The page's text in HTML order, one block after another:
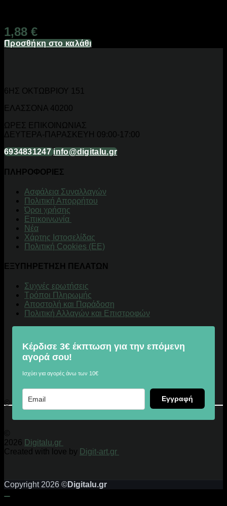
1,88 €
Προσθήκη στο καλάθι
6ΗΣ ΟΚΤΩΒΡΙΟΥ 151
ΕΛΑΣΣΟΝΑ 40200
ΩΡΕΣ ΕΠΙΚΟΙΝΩΝΙΑΣ
ΔΕΥΤΕΡΑ-ΠΑΡΑΣΚΕΥΗ 09:00-17:00
6934831247 info@digitalu.gr
ΠΛΗΡΟΦΟΡΙΕΣ
Aσφάλεια Συναλλαγών
Πολιτική Απορρήτου
Όροι χρήσης
Επικοινωνία
Νέα
Χάρτης Ιστοσελίδας
Πολιτική Cookies (ΕΕ)
ΕΞΥΠΗΡΕΤΗΣΗ ΠΕΛΑΤΩΝ
Συχνές ερωτήσεις
Τρόποι Πληρωμής
Αποστολή και Παράδοση
Πολιτική Αλλαγών και Επιστροφών
Κέρδισε 3€ έκπτωση για την επόμενη
αγορά σου!
Ισχύει για αγορές άνω των 10€
Εγγραφή
© 2026 Digitalu.gr
©
2026 Digitalu.gr
Created with love by Digit-art.gr
Copyright 2026 ©Digitalu.gr